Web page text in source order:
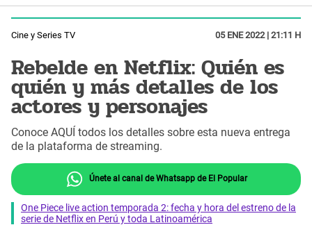
Cine y Series TV 05 ENE 2022 | 21:11 H
Rebelde en Netflix: Quién es
quién y más detalles de los
actores y personajes
Conoce AQUÍ todos los detalles sobre esta nueva entrega
de la plataforma de streaming.
Únete al canal de Whatsapp de El Popular
One Piece live action temporada 2: fecha y hora del estreno de la
serie de Netflix en Perú y toda Latinoamérica